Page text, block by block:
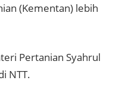
(Kementan) lebih
Pertanian Syahrul
NTT.